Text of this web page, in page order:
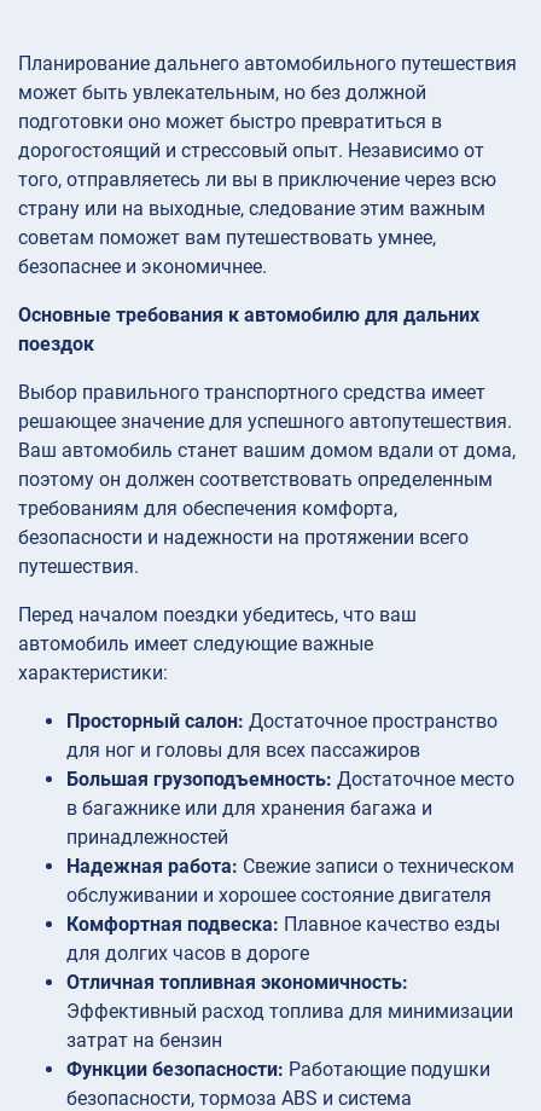
Планирование дальнего автомобильного путешествия
может быть увлекательным, но без должной
подготовки оно может быстро превратиться в
дорогостоящий и стрессовый опыт. Независимо от
того, отправляетесь ли вы в приключение через всю
страну или на выходные, следование этим важным
советам поможет вам путешествовать умнее,
безопаснее и экономичнее.
Основные требования к автомобилю для дальних
поездок
Выбор правильного транспортного средства имеет
решающее значение для успешного автопутешествия.
Ваш автомобиль станет вашим домом вдали от дома,
поэтому он должен соответствовать определенным
требованиям для обеспечения комфорта,
безопасности и надежности на протяжении всего
путешествия.
Перед началом поездки убедитесь, что ваш
автомобиль имеет следующие важные
характеристики:
Просторный салон: Достаточное пространство
для ног и головы для всех пассажиров
Большая грузоподъемность: Достаточное место
в багажнике или для хранения багажа и
принадлежностей
Надежная работа: Свежие записи о техническом
обслуживании и хорошее состояние двигателя
Комфортная подвеска: Плавное качество езды
для долгих часов в дороге
Отличная топливная экономичность:
Эффективный расход топлива для минимизации
затрат на бензин
Функции безопасности: Работающие подушки
безопасности, тормоза ABS и система